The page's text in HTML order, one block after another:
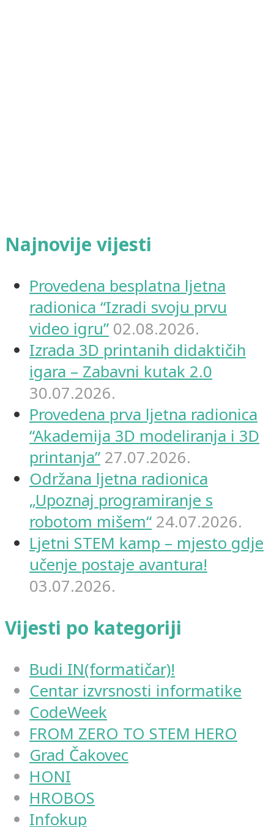
Najnovije vijesti
Provedena besplatna ljetna
radionica “Izradi svoju prvu
video igru” 02.08.2026.
Izrada 3D printanih didaktičih
igara – Zabavni kutak 2.0
30.07.2026.
Provedena prva ljetna radionica
“Akademija 3D modeliranja i 3D
printanja” 27.07.2026.
Održana ljetna radionica
„Upoznaj programiranje s
robotom mišem“ 24.07.2026.
Ljetni STEM kamp – mjesto gdje
učenje postaje avantura!
03.07.2026.
Vijesti po kategoriji
Budi IN(formatičar)!
Centar izvrsnosti informatike
CodeWeek
FROM ZERO TO STEM HERO
Grad Čakovec
HONI
HROBOS
Infokup